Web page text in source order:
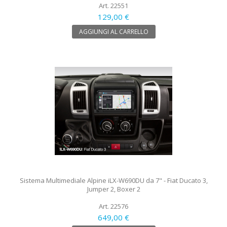
Art. 22551
129,00 €
AGGIUNGI AL CARRELLO
Sistema Multimediale Alpine iLX-W690DU da 7" - Fiat Ducato 3,
Jumper 2, Boxer 2
Art. 22576
649,00 €